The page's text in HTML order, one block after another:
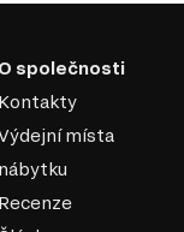
O společnosti
Kontakty
místa
nábytku
Recenze